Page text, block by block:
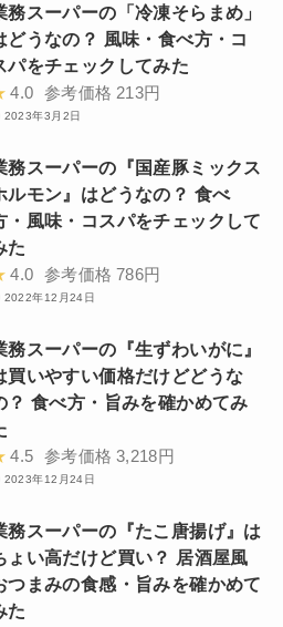
務スーパーの「冷凍そらまめ」
どうなの？ 風味・食べ方・コ
パをチェックしてみた
4.0 参考価格 213円
2023年3月2日
務スーパーの『国産豚ミックス
ルモン』はどうなの？ 食べ
・風味・コスパをチェックして
た
4.0 参考価格 786円
2022年12月24日
務スーパーの『生ずわいがに』
買いやすい価格だけどどうな
？ 食べ方・旨みを確かめてみ
4.5 参考価格 3,218円
2023年12月24日
務スーパーの『たこ唐揚げ』は
ょい高だけど買い？ 居酒屋風
つまみの食感・旨みを確かめて
た